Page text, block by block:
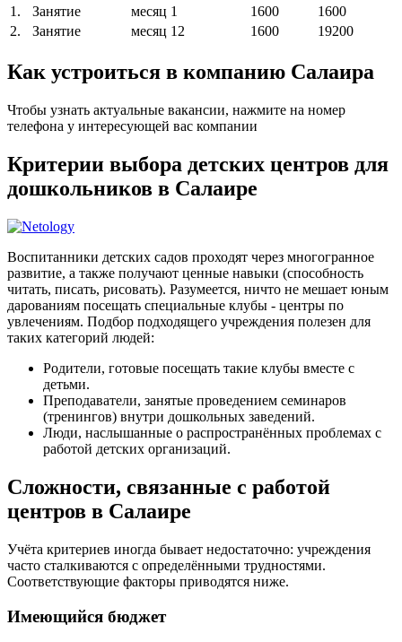
1.
Занятие месяц 1 1600
1600
2.
Занятие месяц 12 1600 19200
Как устроиться в компанию Салаира
Чтобы узнать актуальные вакансии, нажмите на номер
телефона у интересующей вас компании
Критерии выбора детских центров для
дошкольников в Салаире
Воспитанники детских садов проходят через многогранное
развитие, а также получают ценные навыки (способность
читать, писать, рисовать). Разумеется, ничто не мешает юным
дарованиям посещать специальные клубы - центры по
увлечениям. Подбор подходящего учреждения полезен для
таких категорий людей:
Родители, готовые посещать такие клубы вместе с
детьми.
Преподаватели, занятые проведением семинаров
(тренингов) внутри дошкольных заведений.
Люди, наслышанные о распространённых проблемах с
работой детских организаций.
Сложности, связанные с работой
центров в Салаире
Учёта критериев иногда бывает недостаточно: учреждения
часто сталкиваются с определёнными трудностями.
Соответствующие факторы приводятся ниже.
Имеющийся бюджет